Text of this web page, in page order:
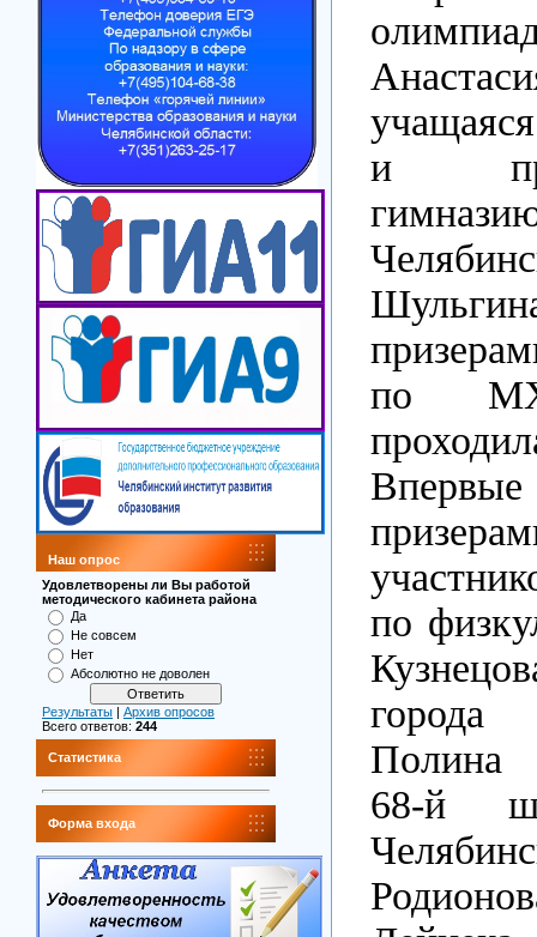
Наш опрос
Удовлетворены ли Вы работой
методического кабинета района
Да
Не совсем
Нет
Абсолютно не доволен
Результаты
Архив опросов
Всего ответов: 244
Статистика
Форма входа
и
по
по
города
Полина
68-й